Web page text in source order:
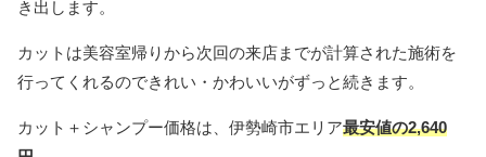
き出します。
カットは美容室帰りから次回の来店までが計算された施術を
行ってくれるのできれい・かわいいがずっと続きます。
カット＋シャンプー価格は、伊勢崎市エリア最安値の2,640